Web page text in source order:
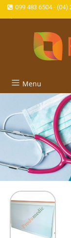
099 483 6504 - (04)
Menu